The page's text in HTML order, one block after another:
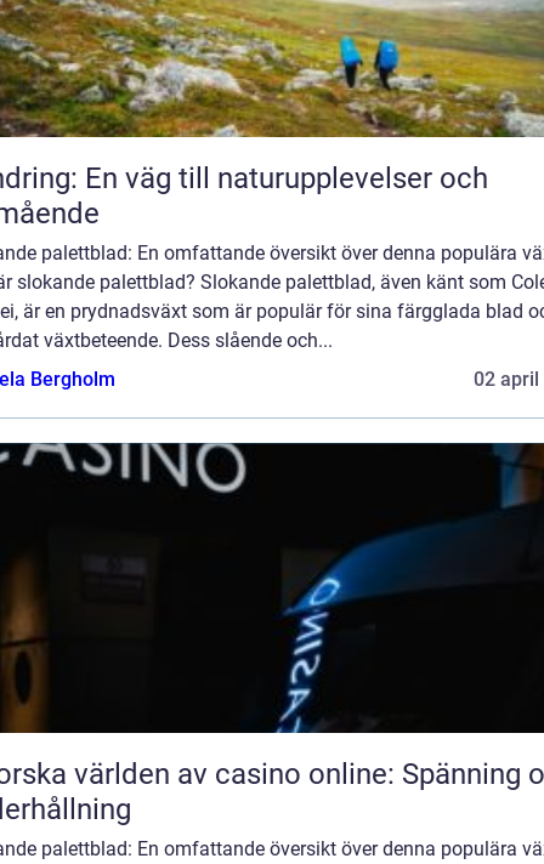
En väg till naturupplevelser och
palettblad: En omfattande översikt över denna populära
slokande palettblad? Slokande palettblad, även känt som
är en prydnadsväxt som är populär för sina färgglada blad
växtbeteende. Dess slående och...
Bergholm
02 april
världen av casino online: Spänning
palettblad: En omfattande översikt över denna populära